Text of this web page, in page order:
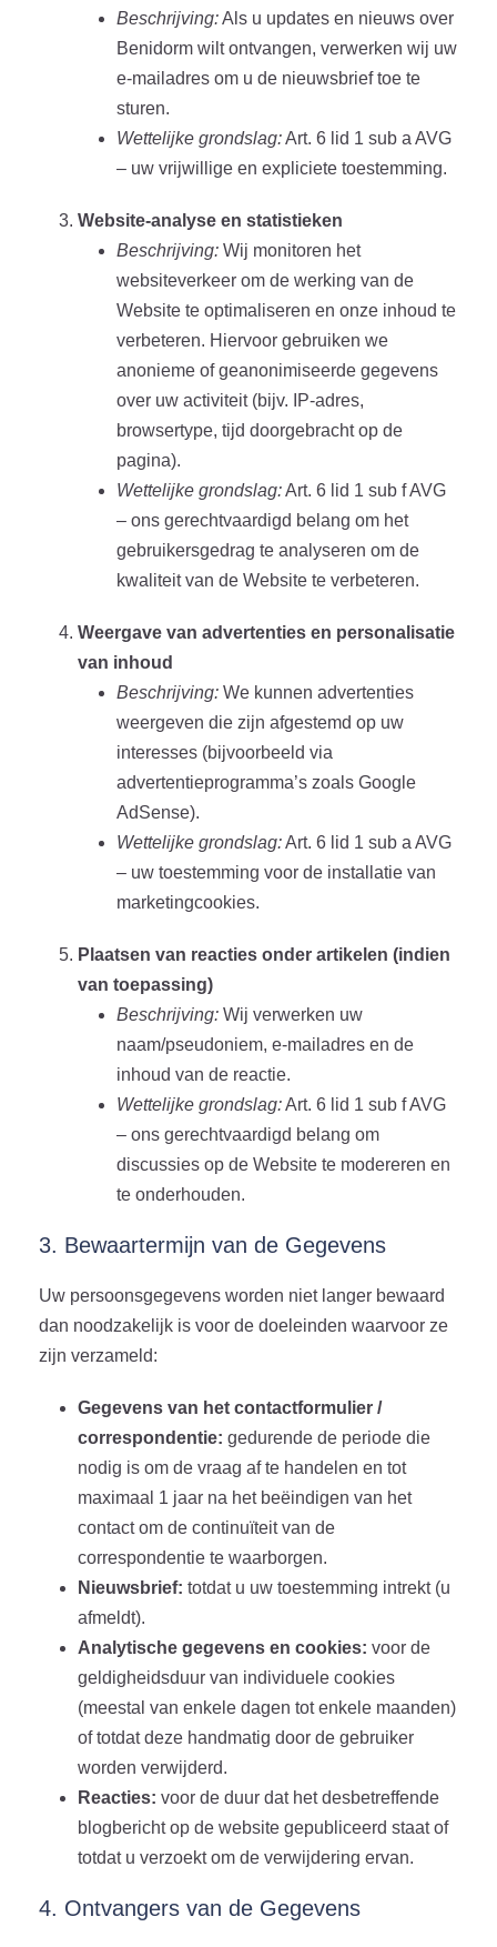
Beschrijving:Als u updates en nieuws over
Benidorm wilt ontvangen, verwerken wij uw
e-mailadres om u de nieuwsbrief toe te
sturen.
Wettelijke grondslag:Art. 6 lid 1 sub a AVG
– uw vrijwillige en expliciete toestemming.
Website-analyse en statistieken
Beschrijving: Wij monitoren het
websiteverkeer om de werking van de
Website te optimaliseren en onze inhoud te
verbeteren. Hiervoor gebruiken we
anonieme of geanonimiseerde gegevens
over uw activiteit (bijv. IP-adres,
browsertype, tijd doorgebracht op de
pagina).
Wettelijke grondslag:Art. 6 lid 1 sub f AVG
– ons gerechtvaardigd belang om het
gebruikersgedrag te analyseren om de
kwaliteit van de Website te verbeteren.
Weergave van advertenties en personalisatie
van inhoud
Beschrijving: We kunnen advertenties
weergeven die zijn afgestemd op uw
interesses (bijvoorbeeld via
advertentieprogramma’s zoals Google
AdSense).
Wettelijke grondslag:Art. 6 lid 1 sub a AVG
– uw toestemming voor de installatie van
marketingcookies.
Plaatsen van reacties onder artikelen (indien
van toepassing)
Beschrijving: Wij verwerken uw
naam/pseudoniem, e-mailadres en de
inhoud van de reactie.
Wettelijke grondslag:Art. 6 lid 1 sub f AVG
– ons gerechtvaardigd belang om
discussies op de Website te modereren en
te onderhouden.
3. Bewaartermijn van de Gegevens
Uw persoonsgegevens worden niet langer bewaard
dan noodzakelijk is voor de doeleinden waarvoor ze
zijn verzameld:
Gegevens van het contactformulier /
correspondentie: gedurende de periode die
nodig is om de vraag af te handelen en tot
maximaal 1 jaar na het beëindigen van het
contact om de continuïteit van de
correspondentie te waarborgen.
Nieuwsbrief: totdat u uw toestemming intrekt (u
afmeldt).
Analytische gegevens en cookies: voor de
geldigheidsduur van individuele cookies
(meestal van enkele dagen tot enkele maanden)
of totdat deze handmatig door de gebruiker
worden verwijderd.
Reacties: voor de duur dat het desbetreffende
blogbericht op de website gepubliceerd staat of
totdat u verzoekt om de verwijdering ervan.
4. Ontvangers van de Gegevens